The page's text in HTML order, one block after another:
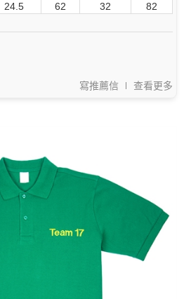
24.5 62 32 82
寫推薦信 查看更多